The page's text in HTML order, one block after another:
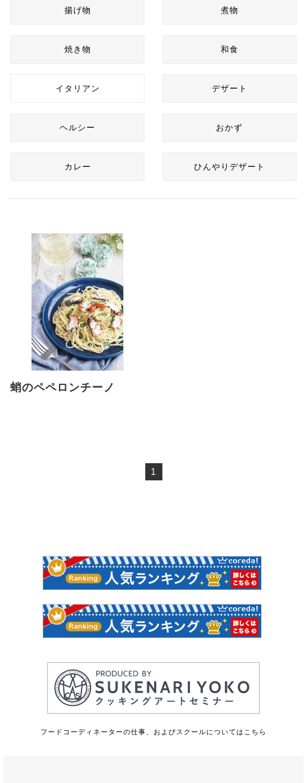
揚げ物 煮物
焼き物 和食
イタリアン デザート
ヘルシー おかず
カレー ひんやりデザート
蛸のペペロンチーノ
1
フードコーディネーターの仕事、およびスクールについてはこちら